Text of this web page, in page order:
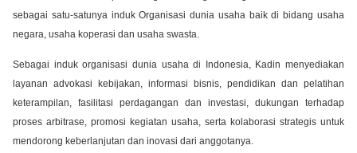
sebagai satu-satunya induk Organisasi dunia usaha baik di bidang usaha
negara, usaha koperasi dan usaha swasta.
Sebagai induk organisasi dunia usaha di Indonesia, Kadin menyediakan
layanan advokasi kebijakan, informasi bisnis, pendidikan dan pelatihan
keterampilan, fasilitasi perdagangan dan investasi, dukungan terhadap
proses arbitrase, promosi kegiatan usaha, serta kolaborasi strategis untuk
mendorong keberlanjutan dan inovasi dari anggotanya.